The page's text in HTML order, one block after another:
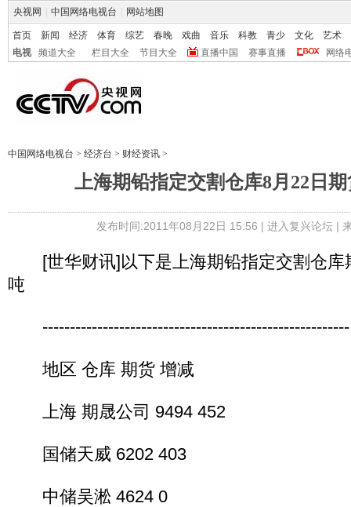
央视网 中国网络电视台 网站地图
首页 新闻 经济 体育 综艺 春晚 戏曲 音乐 科教 青少 文化
艺术
电视
频道大全 栏目大全 节目大全 直播中国 赛事直播 网络
中国网络电视台 > 经济台 > 财经资讯 >
上海期铅指定交割仓库8月22日
发布时间:2011年08月22日 15:56 | 进入复兴论坛|
[世华财讯]以下是上海期铅指定交割仓库
吨
--------------------------------------------------------
地区 仓库 期货 增减
上海 期晟公司 9494 452
国储天威 6202 403
中储吴淞 4624 0